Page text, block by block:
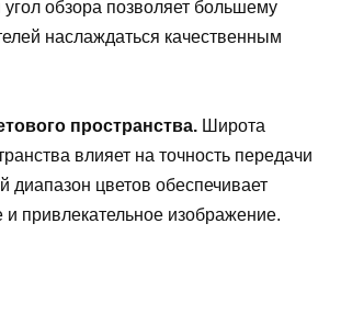
обзора позволяет большему
наслаждаться качественным
пространства. Широта
влияет на точность передачи
диапазон цветов обеспечивает
и привлекательное изображение.